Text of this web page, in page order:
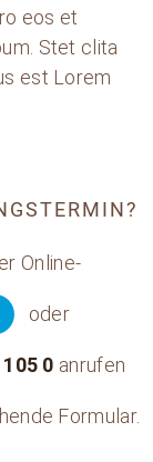
eos et
Stet clita
est Lorem
Online-
oder
0 anrufen
Formular.